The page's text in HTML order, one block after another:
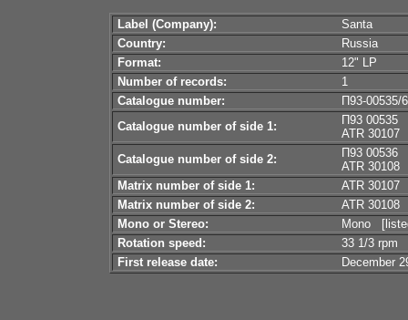
Label (Company):
Santa
Country:
Russia
Format:
12" LP
Number of records:
1
Catalogue number:
П93-
Catalogue number of side 1:
П93 00535
ATR 30107
Catalogue number of side 2:
П93 00536
ATR 30108
Matrix number of side 1:
ATR 30107
Matrix number of side 2:
ATR 30108
Mono or Stereo:
Mono
Rotation speed:
33 1/3 rpm
First release date:
December